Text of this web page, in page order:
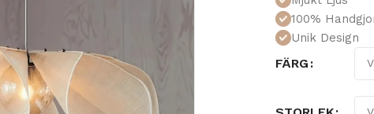
100%
Unik Design
FÄRG